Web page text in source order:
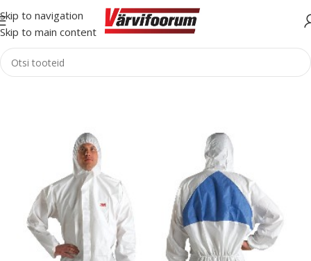
Skip to navigation
Skip to main content
Esileht Tarvikud Isikukaitsevahendid Maalriülikond/Kombed